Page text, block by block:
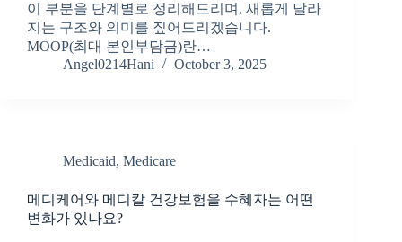
이 부분을 단계별로 정리해드리며, 새롭게 달라
지는 구조와 의미를 짚어드리겠습니다.
MOOP(최대 본인부담금)란…
Angel0214Hani
October 3, 2025
Medicaid, Medicare
메디케어와 메디칼 건강보험을 수혜자는 어떤
변화가 있나요?